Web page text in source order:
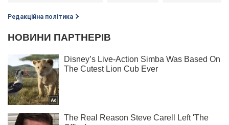
Редакційна політика